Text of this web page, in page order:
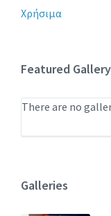
Χρήσιμα
Featured Gallery
There are no
Galleries